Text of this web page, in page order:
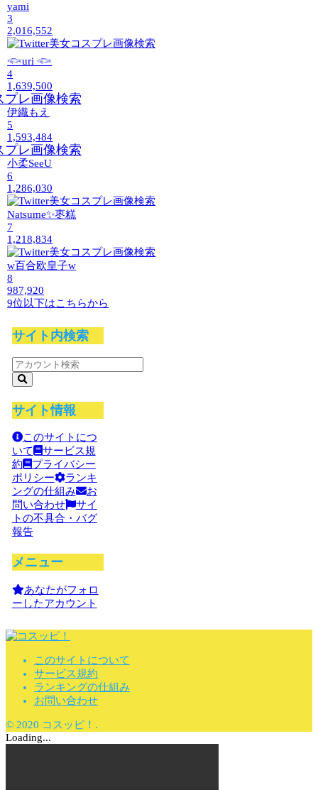
yami
3
2,016,552
𓆟uri 𓆟
4
1,639,500
伊織もえ
5
1,593,484
小柔SeeU
6
1,286,030
Natsume✨枣糕
7
1,218,834
w百合欧皇子w
8
987,920
9位以下はこちらから
サイト内検索
サイト情報
このサイトにつ
いて
サービス規
約
プライバシー
ポリシー
ランキ
ングの仕組み
お
問い合わせ
サイ
トの不具合・バグ
報告
メニュー
あなたがフォロ
ーしたアカウント
このサイトについて
サービス規約
ランキングの仕組み
お問い合わせ
© 2020 コスッピ！.
Loading...